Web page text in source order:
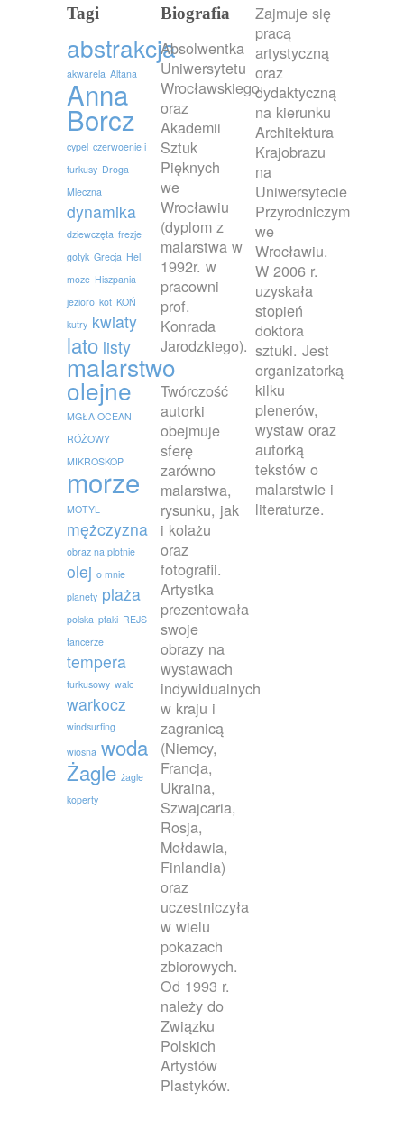
Tagi
abstrakcja
akwarela Altana
Anna
Borcz
cypel czerwoenie i
turkusy Droga
Mleczna
dynamika
dziewczęta frezje
gotyk Grecja Hel.
moze Hiszpania
jezioro kot KOŃ
kutry kwiaty
lato listy
malarstwo
olejne
MGŁA OCEAN
RÓŻOWY
MIKROSKOP
morze
MOTYL
mężczyzna
obraz na plotnie
olej o mnie
planety plaża
polska ptaki REJS
tancerze
tempera
turkusowy walc
warkocz
windsurfing
wiosna woda
Żagle żagle
koperty
Biografia
Absolwentka
Uniwersytetu
Wrocławskiego
oraz
Akademii
Sztuk
Pięknych
we
Wrocławiu
(dyplom z
malarstwa w
1992r. w
pracowni
prof.
Konrada
Jarodzkiego).
Twórczość
autorki
obejmuje
sferę
zarówno
malarstwa,
rysunku, jak
i kolażu
oraz
fotografii.
Artystka
prezentowała
swoje
obrazy na
wystawach
indywidualnych
w kraju i
zagranicą
(Niemcy,
Francja,
Ukraina,
Szwajcaria,
Rosja,
Mołdawia,
Finlandia)
oraz
uczestniczyła
w wielu
pokazach
zbiorowych.
Od 1993 r.
należy do
Związku
Polskich
Artystów
Plastyków.
Zajmuje się
pracą
artystyczną
oraz
dydaktyczną
na kierunku
Architektura
Krajobrazu
na
Uniwersytecie
Przyrodniczym
we
Wrocławiu.
W 2006 r.
uzyskała
stopień
doktora
sztuki. Jest
organizatorką
kilku
plenerów,
wystaw oraz
autorką
tekstów o
malarstwie i
literaturze.